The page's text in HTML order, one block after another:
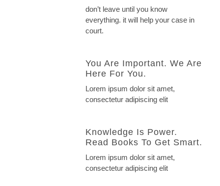
don’t leave until you know
everything. it will help your case in
court.
You Are Important. We Are
Here For You.
Lorem ipsum dolor sit amet,
consectetur adipiscing elit
Knowledge Is Power.
Read Books To Get Smart.
Lorem ipsum dolor sit amet,
consectetur adipiscing elit